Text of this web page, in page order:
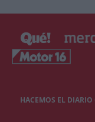
HACEMOS EL DIARIO